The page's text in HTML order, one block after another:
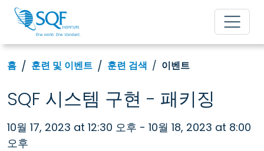
홈 훈련 및 이벤트 훈련 검색 이벤트
SQF 시스템 구현 - 패키징
10월 17, 2023 at 12:30 오후 - 10월 18, 2023 at 8:00
오후